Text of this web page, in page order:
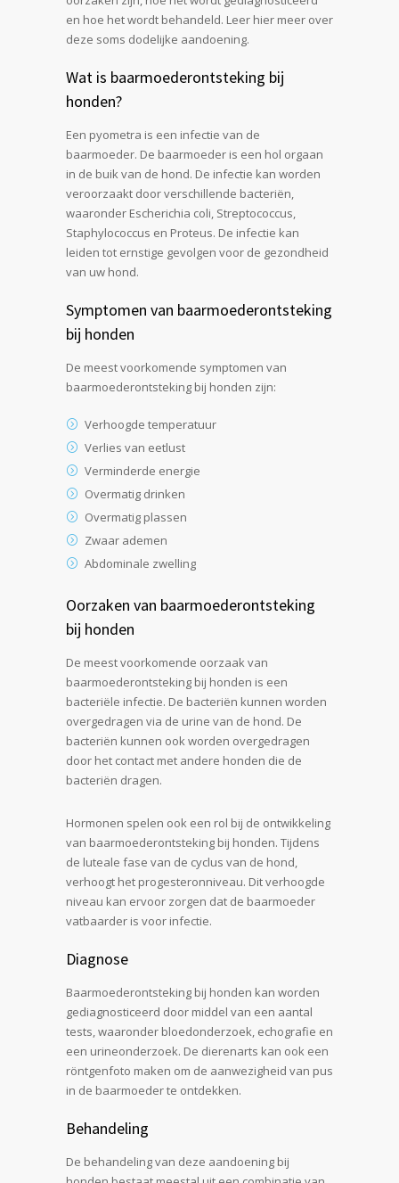
en hoe het wordt behandeld. Leer hier meer over
deze soms dodelijke aandoening.
Wat is baarmoederontsteking bij
honden?
Een pyometra is een infectie van de
baarmoeder. De baarmoeder is een hol orgaan
in de buik van de hond. De infectie kan worden
veroorzaakt door verschillende bacteriën,
waaronder Escherichia coli, Streptococcus,
Staphylococcus en Proteus. De infectie kan
leiden tot ernstige gevolgen voor de gezondheid
van uw hond.
Symptomen van baarmoederontsteking
bij honden
De meest voorkomende symptomen van
baarmoederontsteking bij honden zijn:
Verhoogde temperatuur
Verlies van eetlust
Verminderde energie
Overmatig drinken
Overmatig plassen
Zwaar ademen
Abdominale zwelling
Oorzaken van baarmoederontsteking
bij honden
De meest voorkomende oorzaak van
baarmoederontsteking bij honden is een
bacteriële infectie. De bacteriën kunnen worden
overgedragen via de urine van de hond. De
bacteriën kunnen ook worden overgedragen
door het contact met andere honden die de
bacteriën dragen.
Hormonen spelen ook een rol bij de ontwikkeling
van baarmoederontsteking bij honden. Tijdens
de luteale fase van de cyclus van de hond,
verhoogt het progesteronniveau. Dit verhoogde
niveau kan ervoor zorgen dat de baarmoeder
vatbaarder is voor infectie.
Diagnose
Baarmoederontsteking bij honden kan worden
gediagnosticeerd door middel van een aantal
tests, waaronder bloedonderzoek, echografie en
een urineonderzoek. De dierenarts kan ook een
röntgenfoto maken om de aanwezigheid van pus
in de baarmoeder te ontdekken.
Behandeling
De behandeling van deze aandoening bij